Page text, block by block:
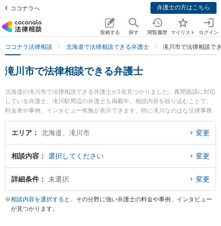
ココナラへ 弁護士の方はこちら
投稿する 探す 閲覧履歴 マイリスト ログイン
ココナラ法律相談 北海道で法律相談できる弁護士 滝川市で法律相談で
滝川市で法律相談できる弁護士
北海道の滝川市で法律相談できる弁護士が1名見つかりました。夜間面談に対応
している弁護士、滝川駅周辺の弁護士も掲載中。相談内容を絞り込むことで、
料金表や事例、インタビュー有無が表示できます。特に滝川なのはな法律事務
所の大根田 紫織弁護士のプロフィール情報や弁護士費用、強みなどが注目され
ています。離婚や相続、交通事故から不動産、ネットトラブル、企業法務まで
相談したい』『交通事故の過失割合や後遺障害のトラブル解決の実績豊富な近
くの弁護士を検索したい』『初回相談無料で自己破産や債務整理を法律相談で
きる滝川市内の弁護士に相談予約したい』などでお困りの相談者さんにおすす
エリア 北海道、滝川市 変更
相談内容 選択してください 変更
詳細条件 未選択 変更
※相談内容を選択する と、その分野に強い弁護士の料金や事例、インタビュー
が見つかります。